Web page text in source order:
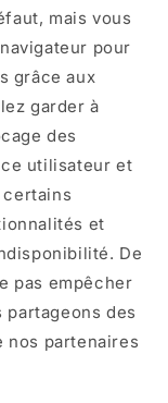
mais vous
pour
grâce aux
garder à
des
utilisateur et
et
De
pas empêcher
des
nos partenaires